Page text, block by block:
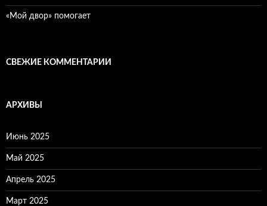
«Мой двор» помогает
СВЕЖИЕ КОММЕНТАРИИ
АРХИВЫ
Июнь 2025
Май 2025
Апрель 2025
Март 2025